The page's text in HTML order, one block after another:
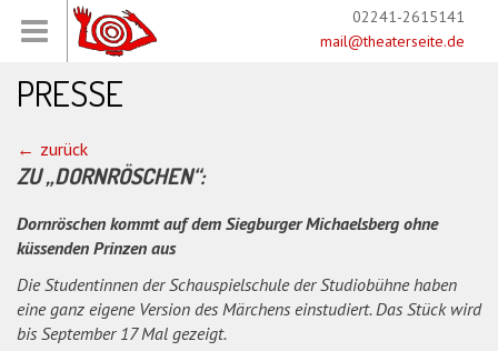
02241-2615141
mail@theaterseite.de
PRESSE
zurück
ZU „DORNRÖSCHEN“:
Dornröschen kommt auf dem Siegburger Michaelsberg ohne
küssenden Prinzen aus
Die Studentinnen der Schauspielschule der Studiobühne haben
eine ganz eigene Version des Märchens einstudiert. Das Stück wird
bis September 17 Mal gezeigt.